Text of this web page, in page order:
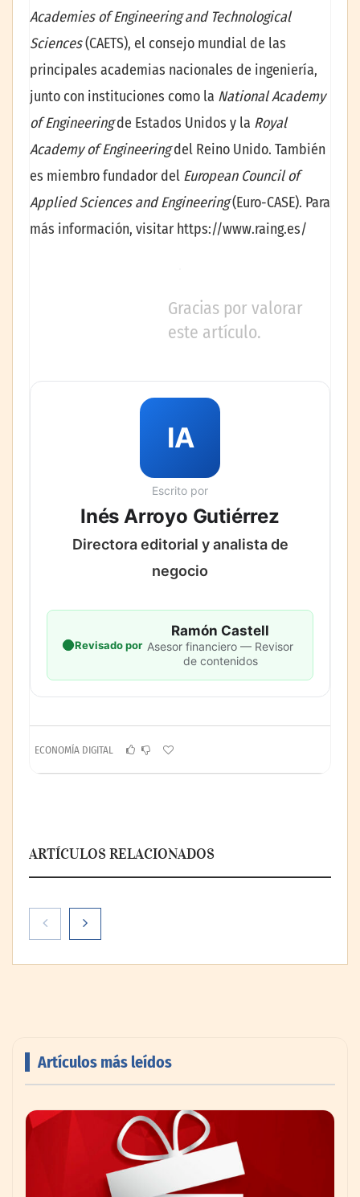
Academies of Engineering and Technological
Sciences(CAETS), el consejo mundial de las
principales academias nacionales de ingeniería,
junto con instituciones como la National Academy
of Engineeringde Estados Unidos y la Royal
Academy of Engineeringdel Reino Unido. También
es miembro fundador del European Council of
Applied Sciences and Engineering(Euro-CASE). Para
más información, visitar https://www.raing.es/
Gracias por valorar
este artículo.
IA
Escrito por
Inés Arroyo Gutiérrez
Directora editorial y analista de
negocio
Revisado por
Ramón Castell
Asesor financiero — Revisor
de contenidos
ECONOMÍA DIGITAL
ARTÍCULOS RELACIONADOS
impulsando la colaboración en el sector
Artículos más leídos